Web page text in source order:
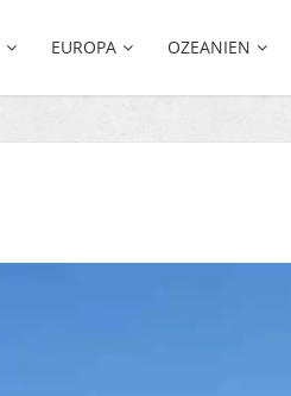
EUROPA OZEANIEN